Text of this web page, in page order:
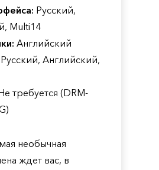
Русский,
Multi14
Английский
Русский, Английский,
требуется (DRM-
необычная
ждет вас, в